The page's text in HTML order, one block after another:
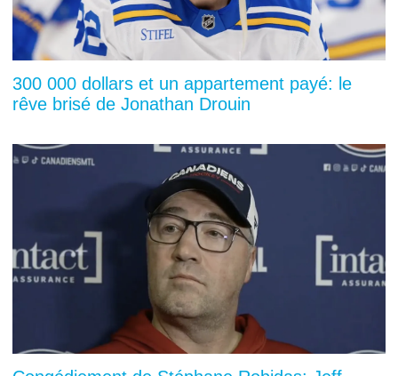
300 000 dollars et un appartement payé: le
rêve brisé de Jonathan Drouin